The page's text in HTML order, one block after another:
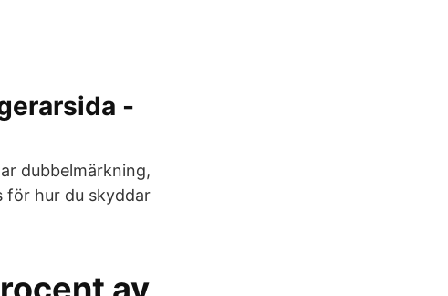
-
dubbelmärkning,
för hur du skyddar